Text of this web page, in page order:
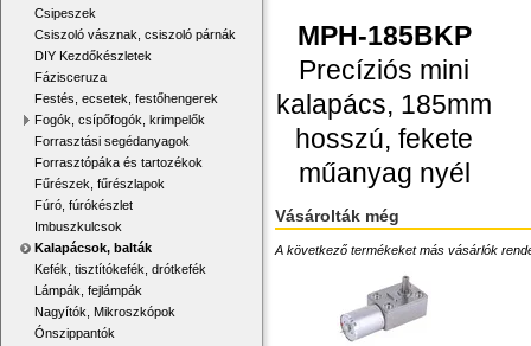
Csipeszek
Csiszoló vásznak, csiszoló párnák
DIY Kezdőkészletek
Fázisceruza
Festés, ecsetek, festőhengerek
Fogók, csípőfogók, krimpelők
Forrasztási segédanyagok
Forrasztópáka és tartozékok
Fűrészek, fűrészlapok
Fúró, fúrókészlet
Imbuszkulcsok
Kalapácsok, balták
Kefék, tisztítókefék, drótkefék
Lámpák, fejlámpák
Nagyítók, Mikroszkópok
Ónszippantók
MPH-185BKP
Precíziós mini
kalapács, 185mm
hosszú, fekete
műanyag nyél
Vásárolták még
A következő termékeket más vásárlók